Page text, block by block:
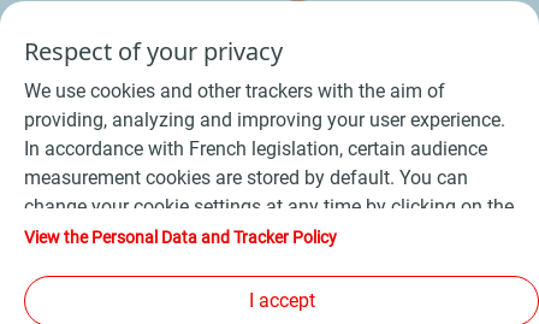
Conditions Générales de Vente Bois
Conditions Générales d’Utilisation
Respect of your privacy
We use cookies and other trackers with the aim of
providing, analyzing and improving your user experience.
In accordance with French legislation, certain audience
measurement cookies are stored by default. You can
change your cookie settings at any time by clicking on the
"Manage my cookies" button. By clicking on the "Accept"
device. If you click on "Decline", only the technical cookies
View the Personal Data and Tracker Policy
I accept